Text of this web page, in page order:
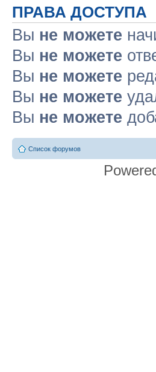
ПРАВА ДОСТУПА
Вы не можете
Вы не можете
Вы не можете
Вы не можете
Вы не можете
Список форумов